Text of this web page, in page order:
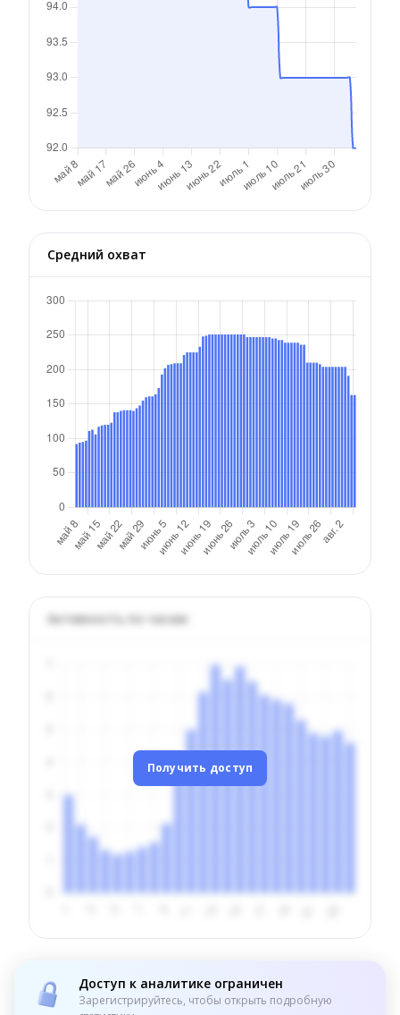
Средний охват
Активность по часам
Получить доступ
Доступ к аналитике ограничен
Зарегистрируйтесь, чтобы открыть подробную